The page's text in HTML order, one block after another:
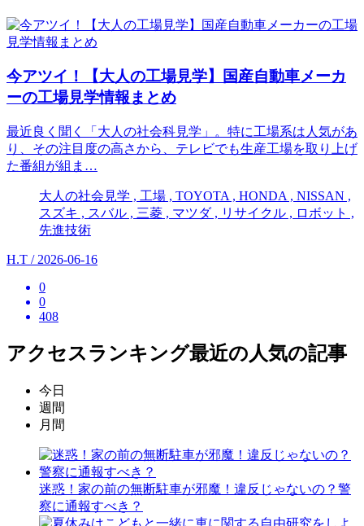
今アツイ！【大人の工場見学】国産自動車メーカ
ーの工場見学情報まとめ
最近良く聞く「大人の社会科見学」。特に工場系は人気があ
り、その注目度の高さから、テレビでも生産工場を取り上げ
た番組が組ま…
大人の社会見学 , 工場 , TOYOTA , HONDA , NISSAN ,
スズキ , スバル , 三菱 , マツダ , リサイクル , ロボット ,
先進技術
H.T / 2026-06-16
0
0
408
アクセスランキング最近の人気の記事
今日
週間
月間
迷惑！家の前の無断駐車が邪魔！違反じゃないの？警
察に通報すべき？